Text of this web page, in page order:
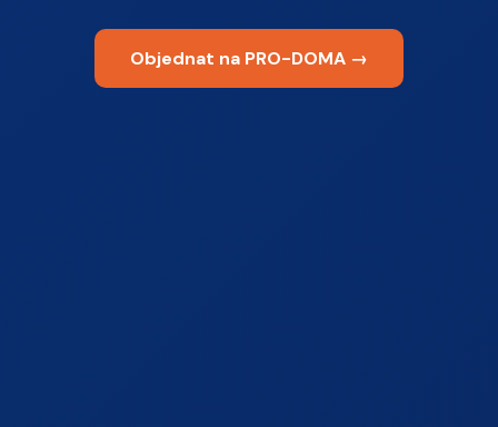
Objednat na PRO-DOMA →